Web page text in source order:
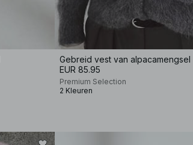
Gebreid vest van alpacamengsel
EUR 85.95
Premium Selection
2 Kleuren